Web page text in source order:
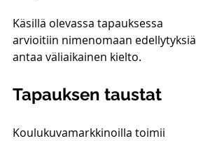
Käsillä olevassa tapauksessa
arvioitiin nimenomaan edellytyksiä
antaa väliaikainen kielto.
Tapauksen taustat
Koulukuvamarkkinoilla toimii